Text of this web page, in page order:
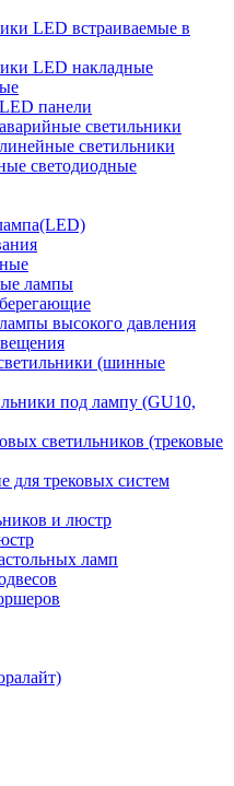
LED встраиваемые в
LED накладные
панели
светильники
светильники
светодиодные
лампы
высокого давления
(шинные
под лампу (GU10,
светильников (трековые
для трековых систем
и люстр
ламп